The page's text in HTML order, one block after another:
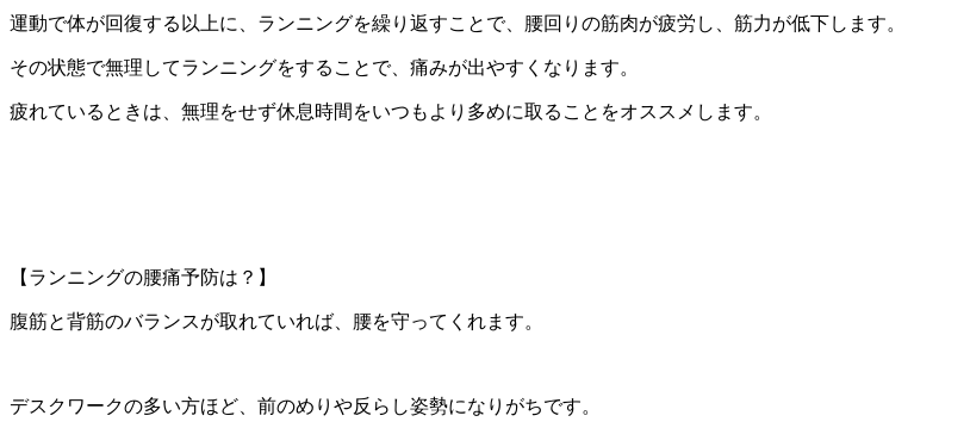
運動で体が回復する以上に、ランニングを繰り返すことで、腰回りの筋肉が疲労し、筋力が低下します。
その状態で無理してランニングをすることで、痛みが出やすくなります。
疲れているときは、無理をせず休息時間をいつもより多めに取ることをオススメします。
【ランニングの腰痛予防は？】
腹筋と背筋のバランスが取れていれば、腰を守ってくれます。
デスクワークの多い方ほど、前のめりや反らし姿勢になりがちです。